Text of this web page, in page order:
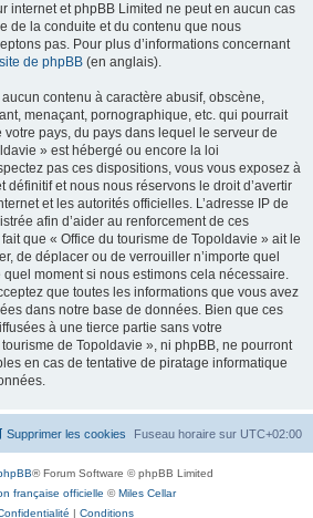
internet et phpBB Limited ne peut en aucun cas
de la conduite et du contenu que nous
pas. Pour plus d’informations concernant
de phpBB (en anglais).
contenu à caractère abusif, obscène,
menaçant, pornographique, etc. qui pourrait
pays, du pays dans lequel le serveur de
» est hébergé ou encore la loi
pas ces dispositions, vous vous exposez à
définitif et nous nous réservons le droit d’avertir
et les autorités officielles. L’adresse IP de
afin d’aider au renforcement de ces
que « Office du tourisme de Topoldavie » ait le
de déplacer ou de verrouiller n’importe quel
quel moment si nous estimons cela nécessaire.
que toutes les informations que vous avez
dans notre base de données. Bien que ces
à une tierce partie sans votre
de Topoldavie », ni phpBB, ne pourront
en cas de tentative de piratage informatique
Fuseau horaire sur UTC+02:00
Supprimer les cookies
® Forum Software © phpBB Limited
française officielle ©Miles Cellar
| Conditions